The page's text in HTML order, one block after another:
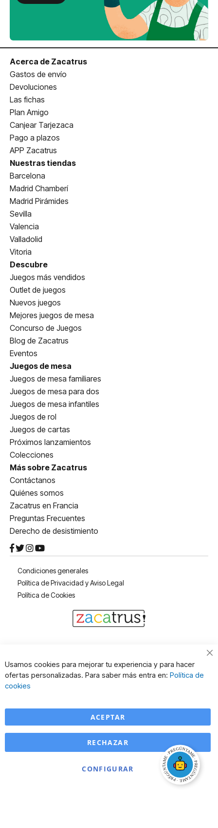
Acerca de Zacatrus
Gastos de envío
Devoluciones
Las fichas
Plan Amigo
Canjear Tarjezaca
Pago a plazos
APP Zacatrus
Nuestras tiendas
Barcelona
Madrid Chamberí
Madrid Pirámides
Sevilla
Valencia
Valladolid
Vitoria
Descubre
Juegos más vendidos
Outlet de juegos
Nuevos juegos
Mejores juegos de mesa
Concurso de Juegos
Blog de Zacatrus
Eventos
Juegos de mesa
Juegos de mesa familiares
Juegos de mesa para dos
Juegos de mesa infantiles
Juegos de rol
Juegos de cartas
Próximos lanzamientos
Colecciones
Más sobre Zacatrus
Contáctanos
Quiénes somos
Zacatrus en Francia
Preguntas Frecuentes
Derecho de desistimiento
Condiciones generales
Política de Privacidad y Aviso Legal
Política de Cookies
Usamos cookies para mejorar tu experiencia y para hacer
ofertas personalizadas. Para saber más entra en: Política de
cookies
ACEPTAR
CONFIGURAR
RECHAZAR